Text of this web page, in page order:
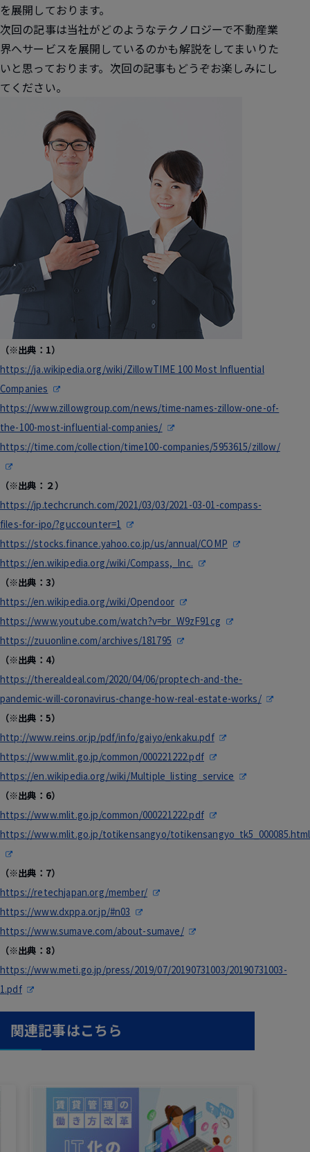
を展開しております。
次回の記事は当社がどのようなテクノロジーで不動産業
界へサービスを展開しているのかも解説をしてまいりた
いと思っております。次回の記事もどうぞお楽しみにし
てください。
（※出典：1）
https://ja.wikipedia.org/wiki/ZillowTIME 100 Most Influential
Companies
https://www.zillowgroup.com/news/time-names-zillow-one-of-
the-100-most-influential-companies/
https://time.com/collection/time100-companies/5953615/zillow/
（※出典：２）
https://jp.techcrunch.com/2021/03/03/2021-03-01-compass-
files-for-ipo/?guccounter=1
https://stocks.finance.yahoo.co.jp/us/annual/COMP
https://en.wikipedia.org/wiki/Compass,_Inc.
（※出典：3）
https://en.wikipedia.org/wiki/Opendoor
https://www.youtube.com/watch?v=br_W9zF91cg
https://zuuonline.com/archives/181795
（※出典：4）
https://therealdeal.com/2020/04/06/proptech-and-the-
pandemic-will-coronavirus-change-how-real-estate-works/
（※出典：5）
http://www.reins.or.jp/pdf/info/gaiyo/enkaku.pdf
https://www.mlit.go.jp/common/000221222.pdf
https://en.wikipedia.org/wiki/Multiple_listing_service
（※出典：6）
https://www.mlit.go.jp/common/000221222.pdf
https://www.mlit.go.jp/totikensangyo/totikensangyo_tk5_000085.html
（※出典：7）
https://retechjapan.org/member/
https://www.dxppa.or.jp/#n03
https://www.sumave.com/about-sumave/
（※出典：8）
https://www.meti.go.jp/press/2019/07/20190731003/20190731003-
1.pdf
関連記事はこちら